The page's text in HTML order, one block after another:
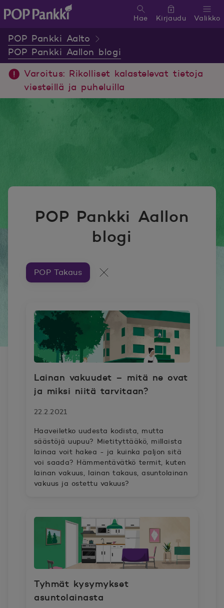
Valikko
Hae Kirjaudu
POP Pankki Aalto
POP Pankki Aallon blogi
Varoitus: Rikolliset kalastelevat tietoja
viesteillä ja puheluilla
POP Pankki Aallon
blogi
Artikkeleita aiheesta ###
POP Takaus Kaikki artikkelit
Lainan vakuudet – mitä ne ovat
ja miksi niitä tarvitaan?
22.2.2021
Haaveiletko uudesta kodista, mutta
säästöjä uupuu? Mietityttääkö, millaista
lainaa voit hakea - ja kuinka paljon sitä
voi saada? Hämmentävätkö termit, kuten
lainan vakuus, lainan takaus, asuntolainan
vakuus ja ostettu vakuus?
Tyhmät kysymykset
asuntolainasta